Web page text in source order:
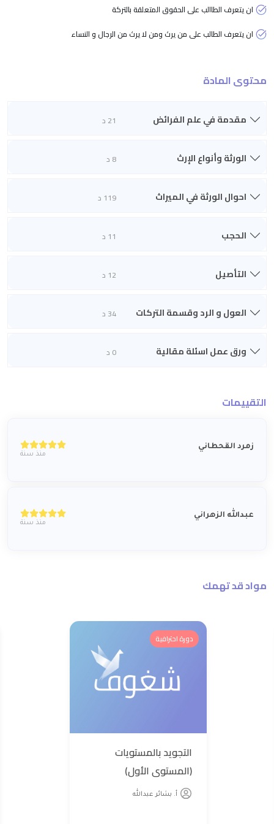
ان يتعرف الطاالب على الحقوق المتعلقة بالتركة
ان يتعرف الطالب على من يرث ومن لا يرث من الرجال و النساء
محتوى المادة
مقدمة في علم الفرائض 21 د
الورثة وأنواع الإرث 8 د
احوال الورثة في الميراث 119 د
الحجب 11 د
التأصيل 12 د
العول و الرد وقسمة التركات 34 د
ورق عمل اسئلة مقالية 0 د
التقييمات
زمرد القحطاني
منذ سنة
عبدالله الزهراني
منذ سنة
مواد قد تهمك
دورة احترافية
التجويد بالمستويات
(المستوى الأول)
أ. بشائر عبدالله